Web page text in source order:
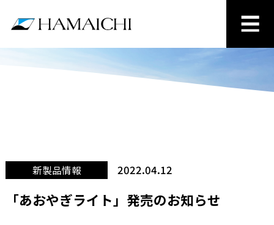
新製品情報 2022.04.12
「あおやぎライト」発売のお知らせ